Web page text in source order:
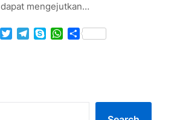
dapat mengejutkan…
Facebook
TwitterTelegram
SkypeWhatsApp
Share